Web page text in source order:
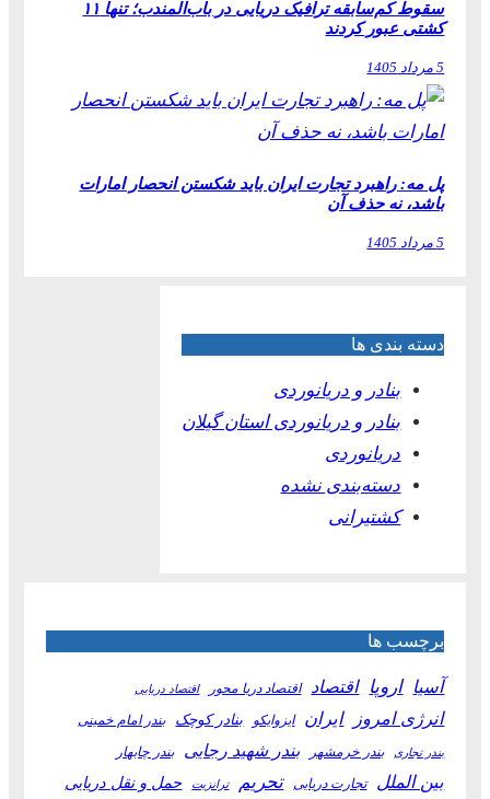
سقوط کم‌سابقه ترافیک دریایی در باب‌المندب؛ تنها ۱۱
کشتی عبور کردند
5 مرداد 1405
پل مه: راهبرد تجارت ایران باید شکستن انحصار امارات
باشد، نه حذف آن
5 مرداد 1405
دسته بندی ها
بنادر و دریانوردی
بنادر و دریانوردی استان گیلان
دریانوردی
دسته‌بندی نشده
کشتیرانی
برچسب ها
آسیا اروپا اقتصاد اقتصاد دریا محور اقتصاد دریایی
انرژی امروز ایران ایزوایکو بنادر کوچک بندر امام خمینی
بندر تجاری بندر خرمشهر بندر شهید رجایی بندر چابهار
بین الملل تجارت دریایی تحریم ترانزیت حمل و نقل دریایی